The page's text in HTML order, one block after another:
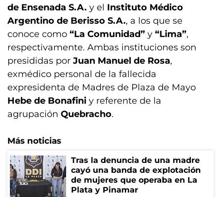
de Ensenada S.A. y el Instituto Médico
Argentino de Berisso S.A., a los que se
conoce como “La Comunidad” y “Lima”,
respectivamente. Ambas instituciones son
presididas por Juan Manuel de Rosa,
exmédico personal de la fallecida
expresidenta de Madres de Plaza de Mayo
Hebe de Bonafini y referente de la
agrupación Quebracho.
Más noticias
Tras la denuncia de una madre
cayó una banda de explotación
de mujeres que operaba en La
Plata y Pinamar